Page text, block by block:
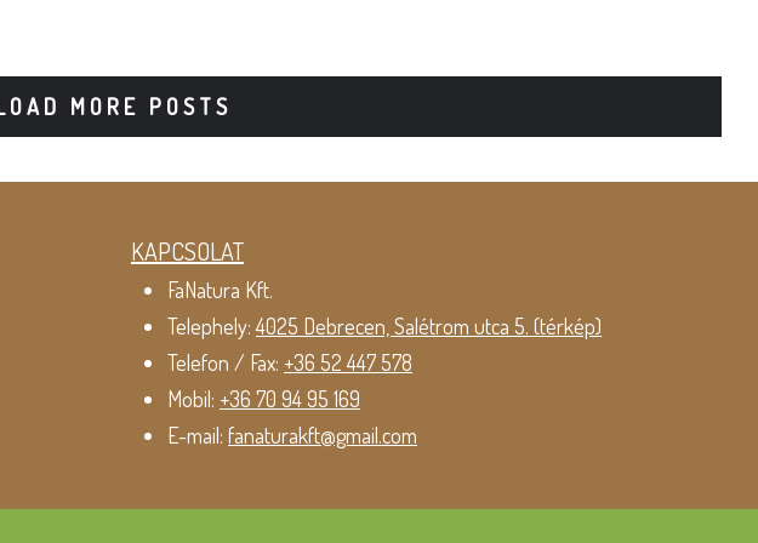
MORE POSTS
KAPCSOLAT
FaNatura Kft.
Telephely:4025 Debrecen, Salétrom utca 5. (térkép)
Telefon / Fax: +36 52 447 578
Mobil: +36 70 94 95 169
E-mail: fanaturakft@gmail.com